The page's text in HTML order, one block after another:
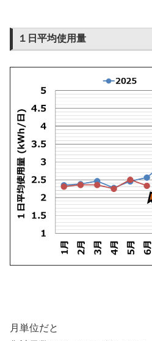
１日平均使用量
月単位だと